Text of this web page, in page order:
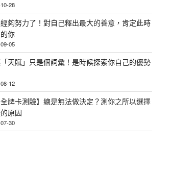
28
夠努力了！對自己釋出最大的善意，肯定此時
你
05
天賦」只是個詞彙！是時候探索你自己的優勢
12
全牌卡測驗】總是無法做決定？測你之所以選擇
原因
30